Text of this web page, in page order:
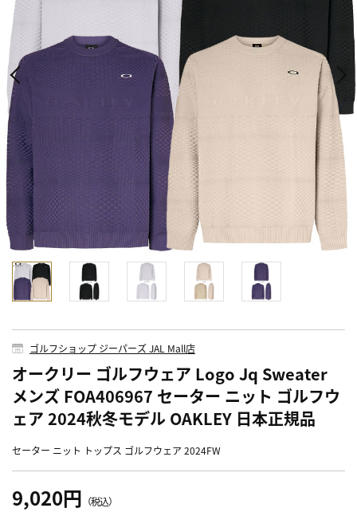
ゴルフショップ ジーパーズ JAL Mall店
オークリー ゴルフウェア Logo Jq Sweater
メンズ FOA406967 セーター ニット ゴルフウ
ェア 2024秋冬モデル OAKLEY 日本正規品
セーター ニット トップス ゴルフウェア 2024FW
9,020円 （税込）